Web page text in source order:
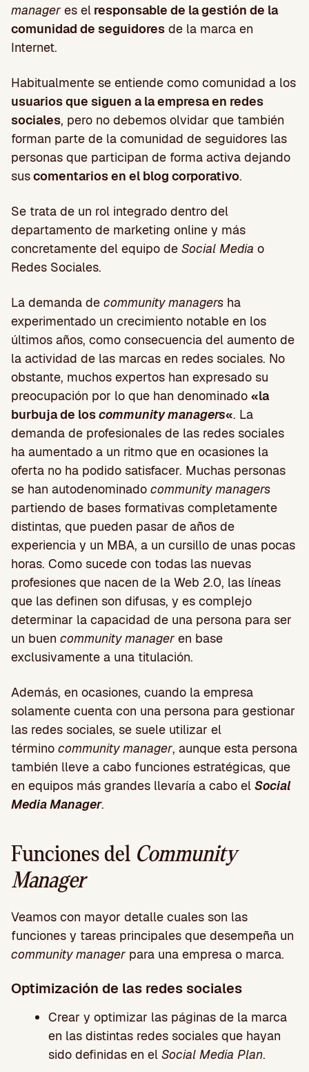
manager es el responsable de la gestión de la
comunidad de seguidores de la marca en
Internet.
Habitualmente se entiende como comunidad a los
usuarios que siguen a la empresa en redes
sociales, pero no debemos olvidar que también
forman parte de la comunidad de seguidores las
personas que participan de forma activa dejando
suscomentarios en el blog corporativo.
Se trata de un rol integrado dentro del
departamento de marketing online y más
concretamente del equipo de Social Media o
Redes Sociales.
La demanda de community managers ha
experimentado un crecimiento notable en los
últimos años, como consecuencia del aumento de
la actividad de las marcas en redes sociales. No
obstante, muchos expertos han expresado su
preocupación por lo que han denominado «la
burbuja de loscommunity managers«. La
demanda de profesionales de las redes sociales
ha aumentado a un ritmo que en ocasiones la
oferta no ha podido satisfacer. Muchas personas
se han autodenominado community managers
partiendo de bases formativas completamente
distintas, que pueden pasar de años de
experiencia y un MBA, a un cursillo de unas pocas
horas. Como sucede con todas las nuevas
profesiones que nacen de la Web 2.0, las líneas
que las definen son difusas, y es complejo
determinar la capacidad de una persona para ser
un buen community manager en base
exclusivamente a una titulación.
Además, en ocasiones, cuando la empresa
solamente cuenta con una persona para gestionar
las redes sociales, se suele utilizar el
término community manager, aunque esta persona
también lleve a cabo funciones estratégicas, que
en equipos más grandes llevaría a cabo el Social
Media Manager.
Funciones del Community
Manager
Veamos con mayor detalle cuales son las
funciones y tareas principales que desempeña un
community manager para una empresa o marca.
Optimización de las redes sociales
Crear y optimizar las páginas de la marca
en las distintas redes sociales que hayan
sido definidas en el Social Media Plan.